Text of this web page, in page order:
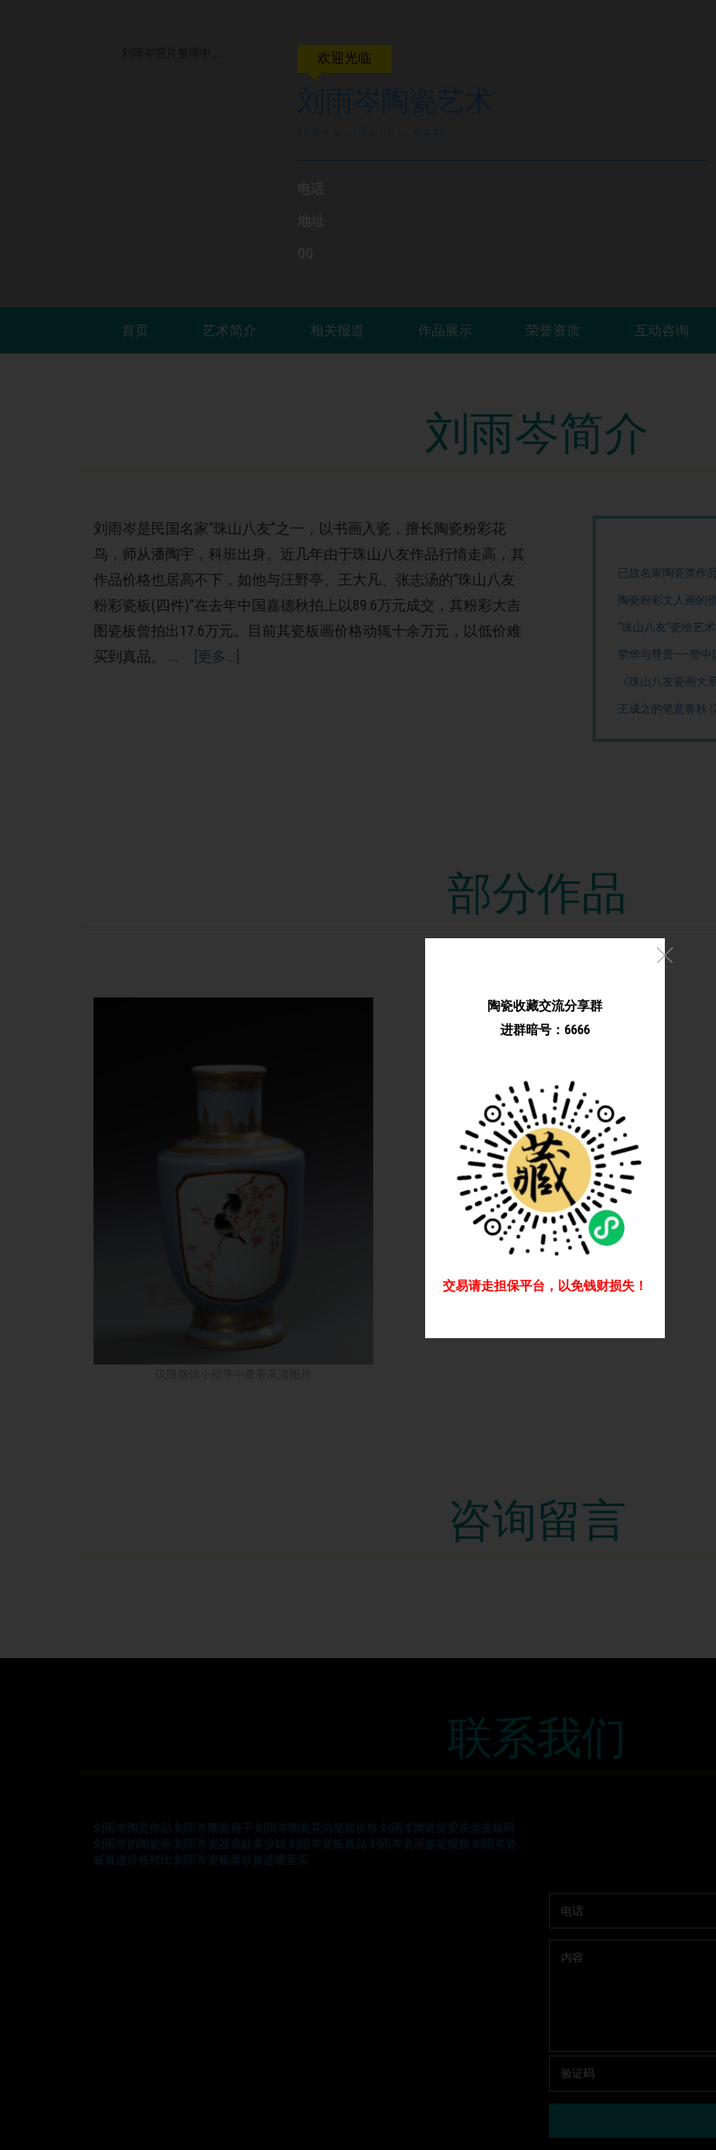
陶瓷收藏交流分享群
进群暗号：6666
交易请走担保平台，以免钱财损失！
刘雨岑照片整理中…… 欢迎光临
刘雨岑陶瓷艺术
liuyu.jdztci.com
首页 艺术简介 相关报道 作品展示 荣誉资质 互动咨询
刘雨岑简介
刘雨岑是民国名家“珠山八友”之一，以书画入瓷，擅长陶瓷粉彩花
鸟，师从潘陶宇，科班出身。近几年由于珠山八友作品行情走高，其
作品价格也居高不下，如他与汪野亭、王大凡、张志汤的“珠山八友
粉彩瓷板(四件)”在去年中国嘉德秋拍上以89.6万元成交，其粉彩大吉
图瓷板曾拍出17.6万元。目前其瓷板画价格动辄十余万元，以低价难
买到真品。 ...
[更多...]
已故名家陶瓷类作
陶瓷粉彩文人画的
“珠山八友”瓷绘艺
荣华与尊贵——赞中
《珠山八友瓷画大
王成之的笔意春秋
部分作品
咨询留言
联系我们
刘雨岑陶瓷作品 刘雨岑陶瓷扇子 刘雨岑陶瓷花鸟笔筒价格 刘雨岑陶瓷提梁茶壶值钱吗
刘雨岑的陶瓷画 刘雨岑瓷器底款多少钱 刘雨岑瓷板真品 刘雨岑瓷画鉴定视频 刘雨岑瓷
板真迹价格对比 刘雨岑瓷板落款真迹哪里买